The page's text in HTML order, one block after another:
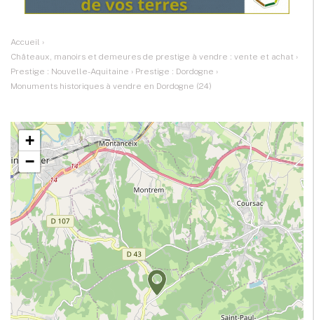
Accueil ›
Châteaux, manoirs et demeures de prestige à vendre : vente et achat ›
Prestige : Nouvelle-Aquitaine › Prestige : Dordogne ›
Monuments historiques à vendre en Dordogne (24)
+
−